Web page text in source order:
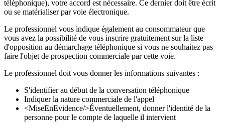
téléphonique), votre accord est nécessaire. Ce dernier doit être écrit
ou se matérialiser par voie électronique.
Le professionnel vous indique également au consommateur que
vous avez la possibilité de vous inscrire gratuitement sur la liste
d'opposition au démarchage téléphonique si vous ne souhaitez pas
faire l'objet de prospection commerciale par cette voie.
Le professionnel doit vous donner les informations suivantes :
S'identifier au début de la conversation téléphonique
Indiquer la nature commerciale de l'appel
<MiseEnEvidence/>Éventuellement, donner l'identité de la
personne pour le compte de laquelle il intervient